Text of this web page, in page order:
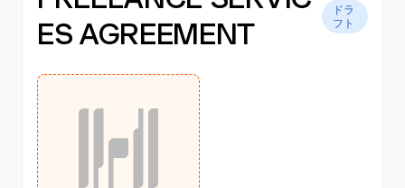
ES AGREEMENT
ドラ
フト